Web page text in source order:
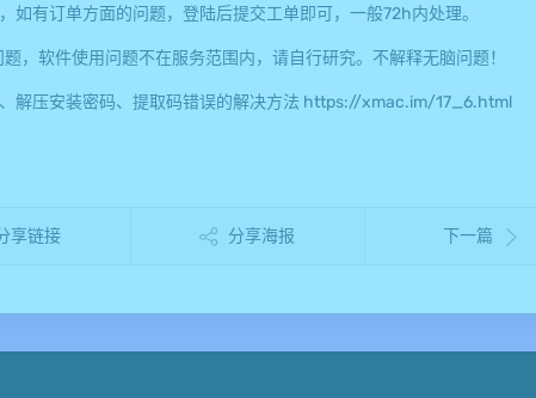
如有订单方面的问题，登陆后提交工单即可，一般72h内处理。
，软件使用问题不在服务范围内，请自行研究。不解释无脑问题！
解压安装密码、提取码错误的解决方法 https://xmac.im/17_6.html
享链接 分享海报 下一篇